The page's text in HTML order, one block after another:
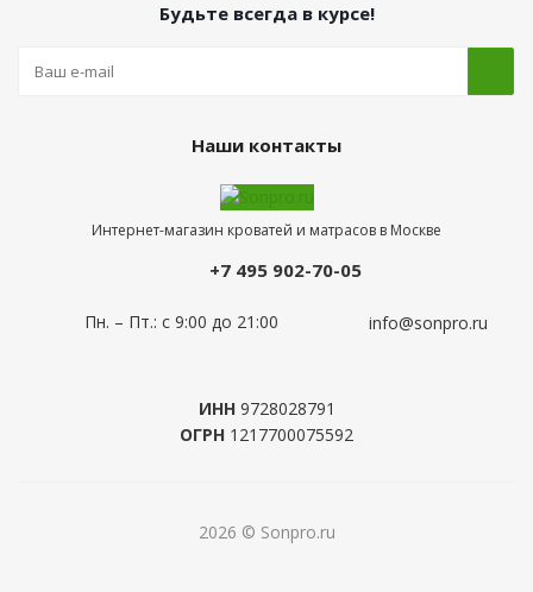
Будьте всегда в курсе!
Наши контакты
Интернет-магазин кроватей и матрасов в Москве
+7 495 902-70-05
Пн. – Пт.: с 9:00 до 21:00 info@sonpro.ru
ИНН9728028791
ОГРН 1217700075592
2026 © Sonpro.ru